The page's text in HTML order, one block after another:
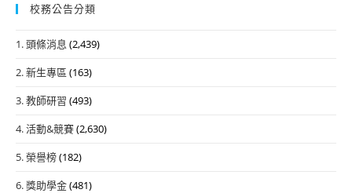
校務公告分類
1. 頭條消息 (2,439)
2. 新生專區 (163)
3. 教師研習 (493)
4. 活動&競賽(2,630)
5. 榮譽榜(182)
6. 獎助學金(481)